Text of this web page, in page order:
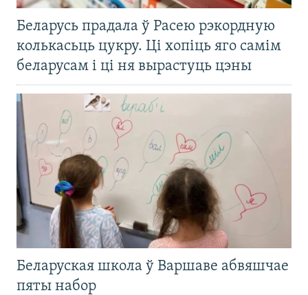
Беларусь прадала ў Расею рэкордную
колькасьць цукру. Ці хопіць яго самім
беларусам і ці ня вырастуць цэны
Беларуская школа ў Варшаве абвяшчае
пяты набор